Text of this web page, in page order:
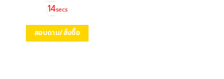
14secs
สอบถาม/สั่งซื้อ